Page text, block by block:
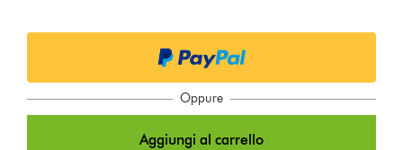
Oppure
Aggiungi al carrello